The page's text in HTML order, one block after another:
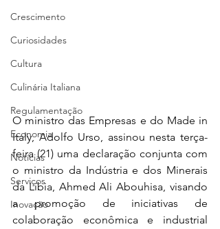
Crescimento
Curiosidades
Cultura
Culinária Italiana
Regulamentação
Economia
Notícias
Serviços
Inovação
O ministro das Empresas e do Made in
Italy, Adolfo Urso, assinou nesta terça-
feira (21) uma declaração conjunta com
o ministro da Indústria e dos Minerais
da Líbia, Ahmed Ali Abouhisa, visando
a promoção de iniciativas de
colaboração econômica e industrial